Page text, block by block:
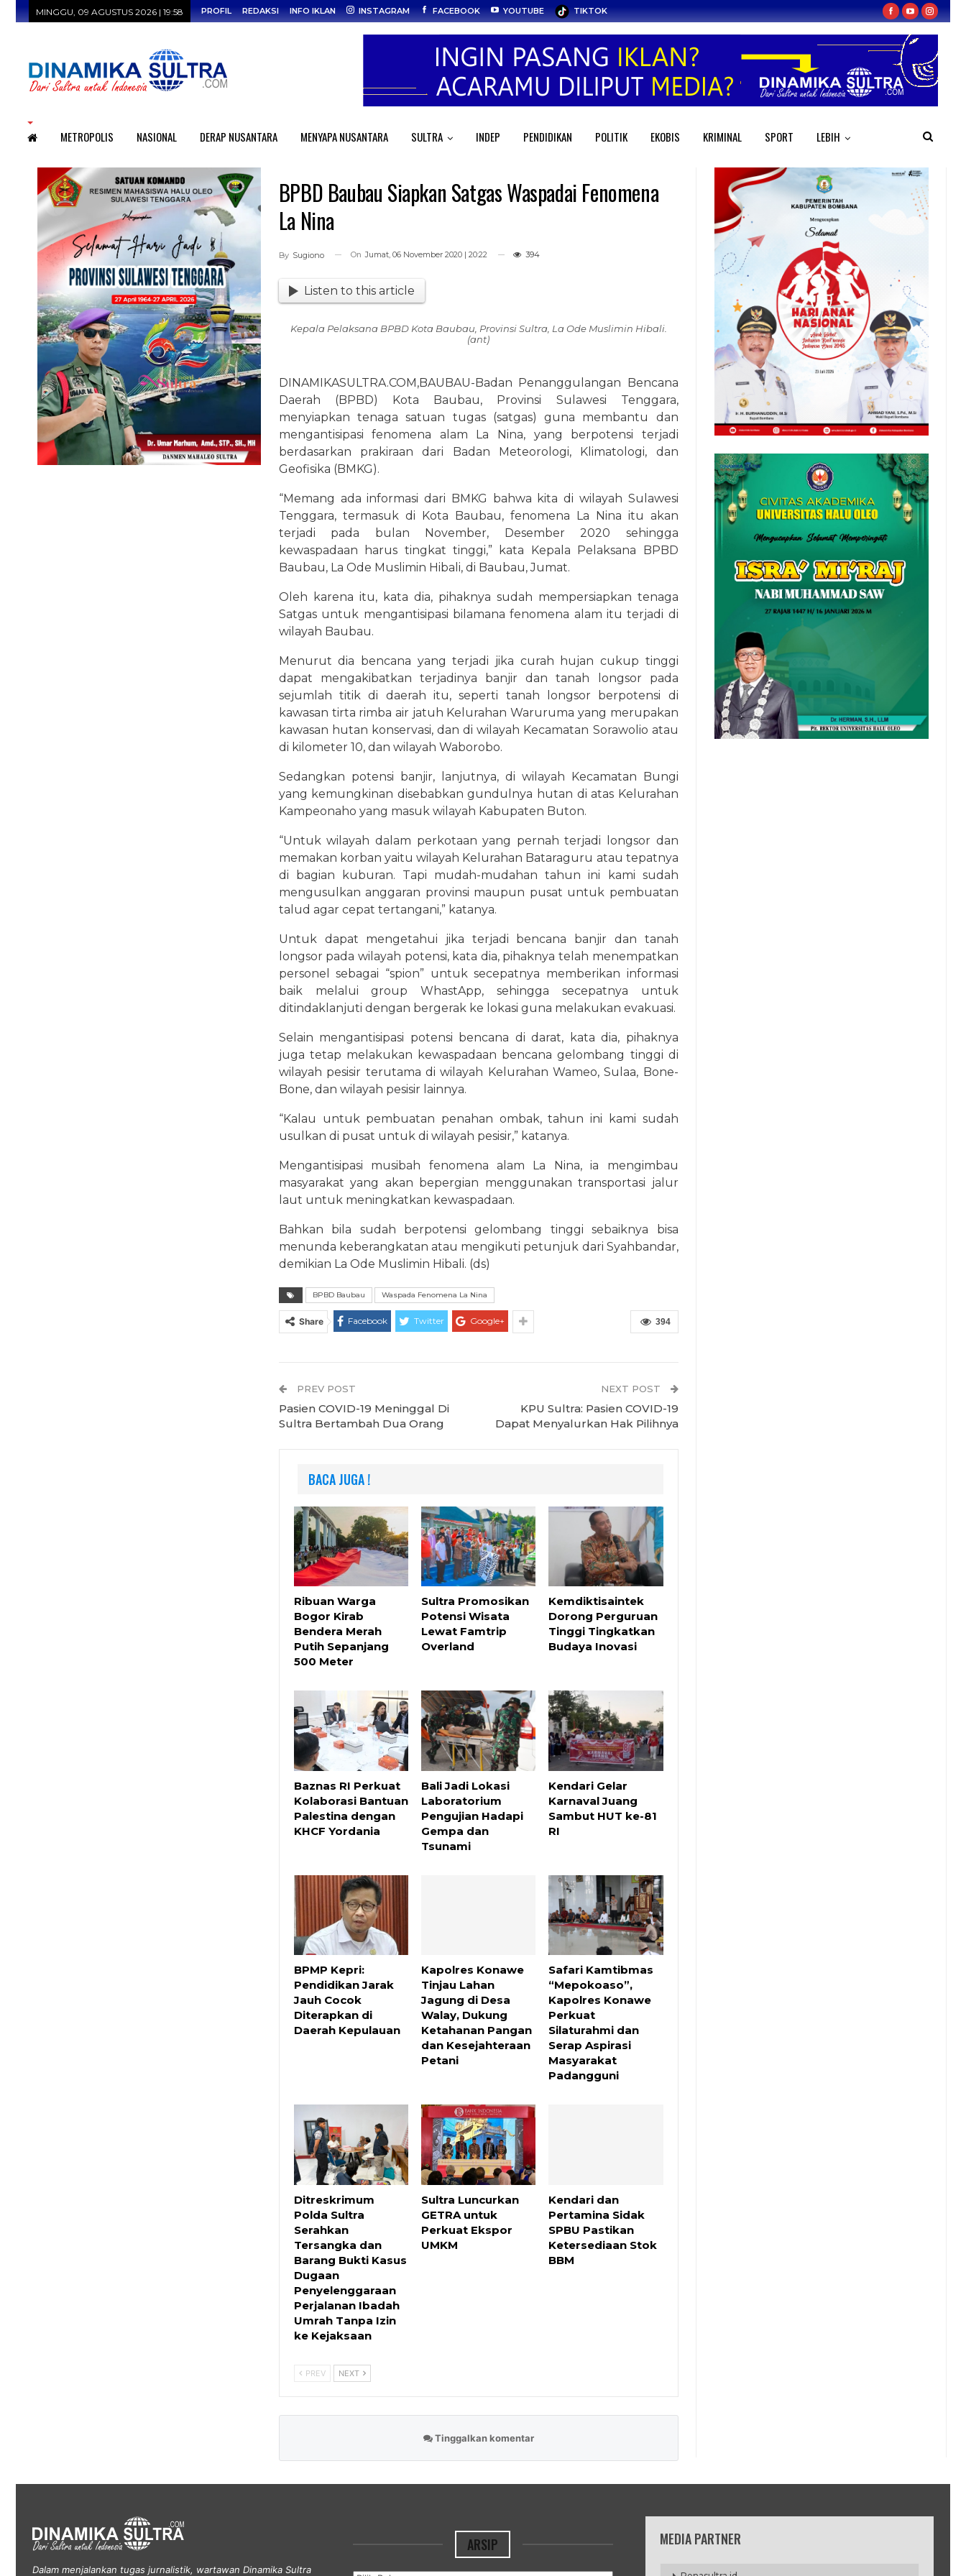
MINGGU, 09 AGUSTUS 2026 | 19:58 PROFIL REDAKSI INFO IKLAN INSTAGRAM FACEBOOK YOUTUBE TIKTOK
METROPOLIS NASIONAL DERAP NUSANTARA MENYAPA NUSANTARA SULTRA INDEP PENDIDIKAN POLITIK EKOBIS KRIMINAL SPORT LEBIH
BPBD Baubau Siapkan Satgas Waspadai Fenomena
La Nina
By Sugiono On Jumat, 06 November 2020 | 20:22 394
Listen to this article
Kepala Pelaksana BPBD Kota Baubau, Provinsi Sultra, La Ode Muslimin Hibali.
(ant)
DINAMIKASULTRA.COM,BAUBAU-Badan Penanggulangan Bencana
Daerah (BPBD) Kota Baubau, Provinsi Sulawesi Tenggara,
menyiapkan tenaga satuan tugas (satgas) guna membantu dan
mengantisipasi fenomena alam La Nina, yang berpotensi terjadi
berdasarkan prakiraan dari Badan Meteorologi, Klimatologi, dan
Geofisika (BMKG).
“Memang ada informasi dari BMKG bahwa kita di wilayah Sulawesi
Tenggara, termasuk di Kota Baubau, fenomena La Nina itu akan
terjadi pada bulan November, Desember 2020 sehingga
kewaspadaan harus tingkat tinggi,” kata Kepala Pelaksana BPBD
Baubau, La Ode Muslimin Hibali, di Baubau, Jumat.
Oleh karena itu, kata dia, pihaknya sudah mempersiapkan tenaga
Satgas untuk mengantisipasi bilamana fenomena alam itu terjadi di
wilayah Baubau.
Menurut dia bencana yang terjadi jika curah hujan cukup tinggi
dapat mengakibatkan terjadinya banjir dan tanah longsor pada
sejumlah titik di daerah itu, seperti tanah longsor berpotensi di
kawasan tirta rimba air jatuh Kelurahan Waruruma yang merupakan
kawasan hutan konservasi, dan di wilayah Kecamatan Sorawolio atau
di kilometer 10, dan wilayah Waborobo.
Sedangkan potensi banjir, lanjutnya, di wilayah Kecamatan Bungi
yang kemungkinan disebabkan gundulnya hutan di atas Kelurahan
Kampeonaho yang masuk wilayah Kabupaten Buton.
“Untuk wilayah dalam perkotaan yang pernah terjadi longsor dan
memakan korban yaitu wilayah Kelurahan Bataraguru atau tepatnya
di bagian kuburan. Tapi mudah-mudahan tahun ini kami sudah
mengusulkan anggaran provinsi maupun pusat untuk pembuatan
talud agar cepat tertangani,” katanya.
Untuk dapat mengetahui jika terjadi bencana banjir dan tanah
longsor pada wilayah potensi, kata dia, pihaknya telah menempatkan
personel sebagai “spion” untuk secepatnya memberikan informasi
baik melalui group WhastApp, sehingga secepatnya untuk
ditindaklanjuti dengan bergerak ke lokasi guna melakukan evakuasi.
Selain mengantisipasi potensi bencana di darat, kata dia, pihaknya
juga tetap melakukan kewaspadaan bencana gelombang tinggi di
wilayah pesisir terutama di wilayah Kelurahan Wameo, Sulaa, Bone-
Bone, dan wilayah pesisir lainnya.
“Kalau untuk pembuatan penahan ombak, tahun ini kami sudah
usulkan di pusat untuk di wilayah pesisir,” katanya.
Mengantisipasi musibah fenomena alam La Nina, ia mengimbau
masyarakat yang akan bepergian menggunakan transportasi jalur
laut untuk meningkatkan kewaspadaan.
Bahkan bila sudah berpotensi gelombang tinggi sebaiknya bisa
menunda keberangkatan atau mengikuti petunjuk dari Syahbandar,
demikian La Ode Muslimin Hibali. (ds)
BPBD Baubau Waspada Fenomena La Nina
394
Share Facebook Twitter Google+
PREV POST
Pasien COVID-19 Meninggal Di
Sultra Bertambah Dua Orang
NEXT POST
KPU Sultra: Pasien COVID-19
Dapat Menyalurkan Hak Pilihnya
BACA JUGA !
Ribuan Warga
Bogor Kirab
Bendera Merah
Putih Sepanjang
500 Meter
Sultra Promosikan
Potensi Wisata
Lewat Famtrip
Overland
Kemdiktisaintek
Dorong Perguruan
Tinggi Tingkatkan
Budaya Inovasi
Baznas RI Perkuat
Kolaborasi Bantuan
Palestina dengan
KHCF Yordania
Bali Jadi Lokasi
Laboratorium
Pengujian Hadapi
Gempa dan
Tsunami
Kendari Gelar
Karnaval Juang
Sambut HUT ke-81
RI
BPMP Kepri:
Pendidikan Jarak
Jauh Cocok
Diterapkan di
Daerah Kepulauan
Kapolres Konawe
Tinjau Lahan
Jagung di Desa
Walay, Dukung
Ketahanan Pangan
dan Kesejahteraan
Petani
Safari Kamtibmas
“Mepokoaso”,
Kapolres Konawe
Perkuat
Silaturahmi dan
Serap Aspirasi
Masyarakat
Padangguni
Ditreskrimum
Polda Sultra
Serahkan
Tersangka dan
Barang Bukti Kasus
Dugaan
Penyelenggaraan
Perjalanan Ibadah
Umrah Tanpa Izin
ke Kejaksaan
Sultra Luncurkan
GETRA untuk
Perkuat Ekspor
UMKM
Kendari dan
Pertamina Sidak
SPBU Pastikan
Ketersediaan Stok
BBM
PREV NEXT
Tinggalkan komentar
Dalam menjalankan tugas jurnalistik, wartawan Dinamika Sultra
ARSIP MEDIA PARTNER